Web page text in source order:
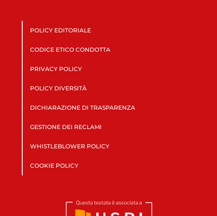
POLICY EDITORIALE
CODICE ETICO CONDOTTA
PRIVACY POLICY
POLICY DIVERSITÀ
DICHIARAZIONE DI TRASPARENZA
GESTIONE DEI RECLAMI
WHISTLEBLOWER POLICY
COOKIE POLICY